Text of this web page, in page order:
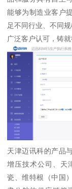
能够为制造业客户
足不同行业、不同
广泛客户认可，铸
天津迈讯科的产品
增压技术公司、天
瓷、维特根（中国